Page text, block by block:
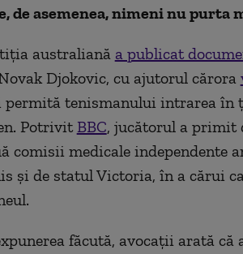
de asemenea, nimeni nu purta
australiană a publicat
Djokovic, cu ajutorul cărora
permită tenismanului intrarea în
Potrivit BBC, jucătorul a primit
comisii medicale independente
și de statul Victoria, în a cărui
făcută, avocații arată